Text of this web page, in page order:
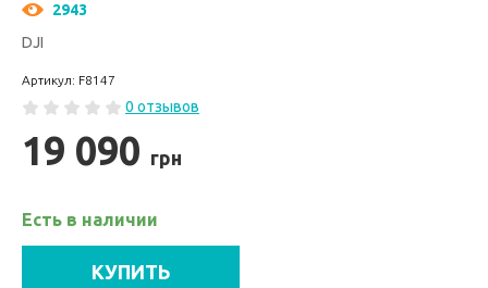
2943
DJI
Артикул: F8147
0 отзывов
19 090 грн
Есть в наличии
КУПИТЬ